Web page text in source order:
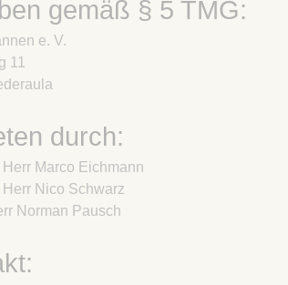
gemäß § 5 TMG:
e. V.
11
durch:
Herr Marco Eichmann
Herr Nico Schwarz
Norman Pausch